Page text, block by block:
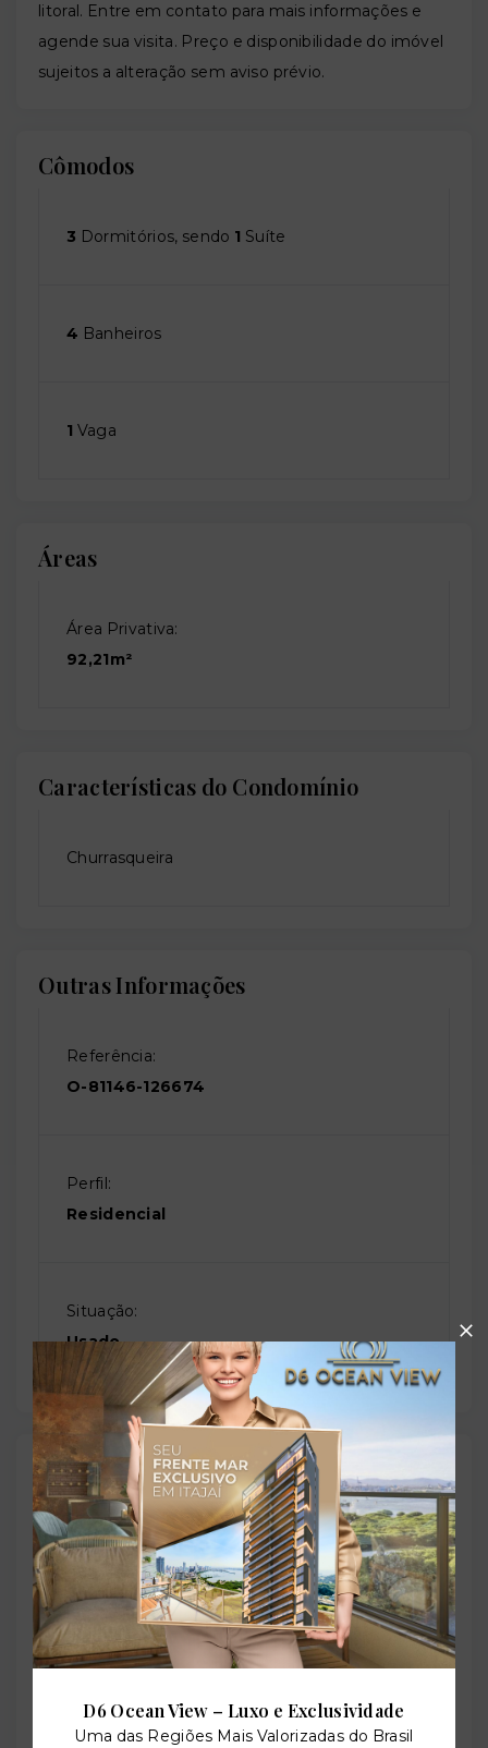
litoral. Entre em contato para mais informações e
agende sua visita. Preço e disponibilidade do imóvel
sujeitos a alteração sem aviso prévio.
Cômodos
3 Dormitórios, sendo 1 Suíte
4 Banheiros
1 Vaga
Áreas
Área Privativa:
92,21m²
Características do Condomínio
Churrasqueira
Outras Informações
Referência:
O-81146-126674
Perfil:
Residencial
Situação:
Usado
Localização
Rua Tiarajú, 333 - Navegantes - Capão da Canoa/RS
94690-104
+
−
D6 Ocean View – Luxo e Exclusividade
Uma das Regiões Mais Valorizadas do Brasil